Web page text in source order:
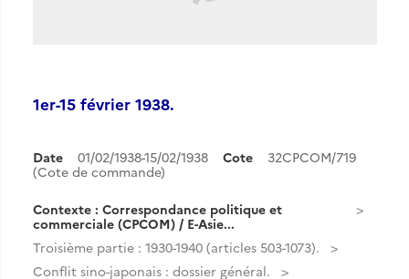
1er-15 février 1938.
Date 01/02/1938-15/02/1938 Cote
32CPCOM/719
(Cote de commande)
Contexte : Correspondance politique et
commerciale (CPCOM) / E-Asie...
Troisième partie : 1930-1940 (articles 503-1073).
Conflit sino-japonais : dossier général.